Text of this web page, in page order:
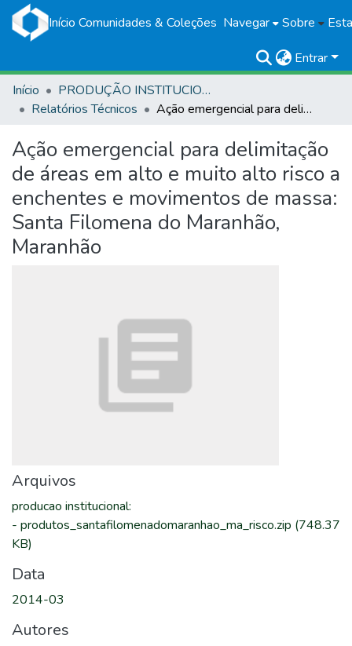
Início Comunidades & Coleções Navegar Sobre
Entrar
Início
PRODUÇÃO INSTITUCIONAL
Relatórios Técnicos
Ação emergencial para delimitação de áreas em alto e muito alto risco a enchentes e movimentos de massa: Santa Filomena do Maranhão, Maranhão
Ação emergencial para delimitação
de áreas em alto e muito alto risco a
enchentes e movimentos de massa:
Santa Filomena do Maranhão,
Maranhão
Arquivos
producao institucional:
- produtos_santafilomenadomaranhao_ma_risco.zip (748.37
KB)
Data
2014-03
Autores